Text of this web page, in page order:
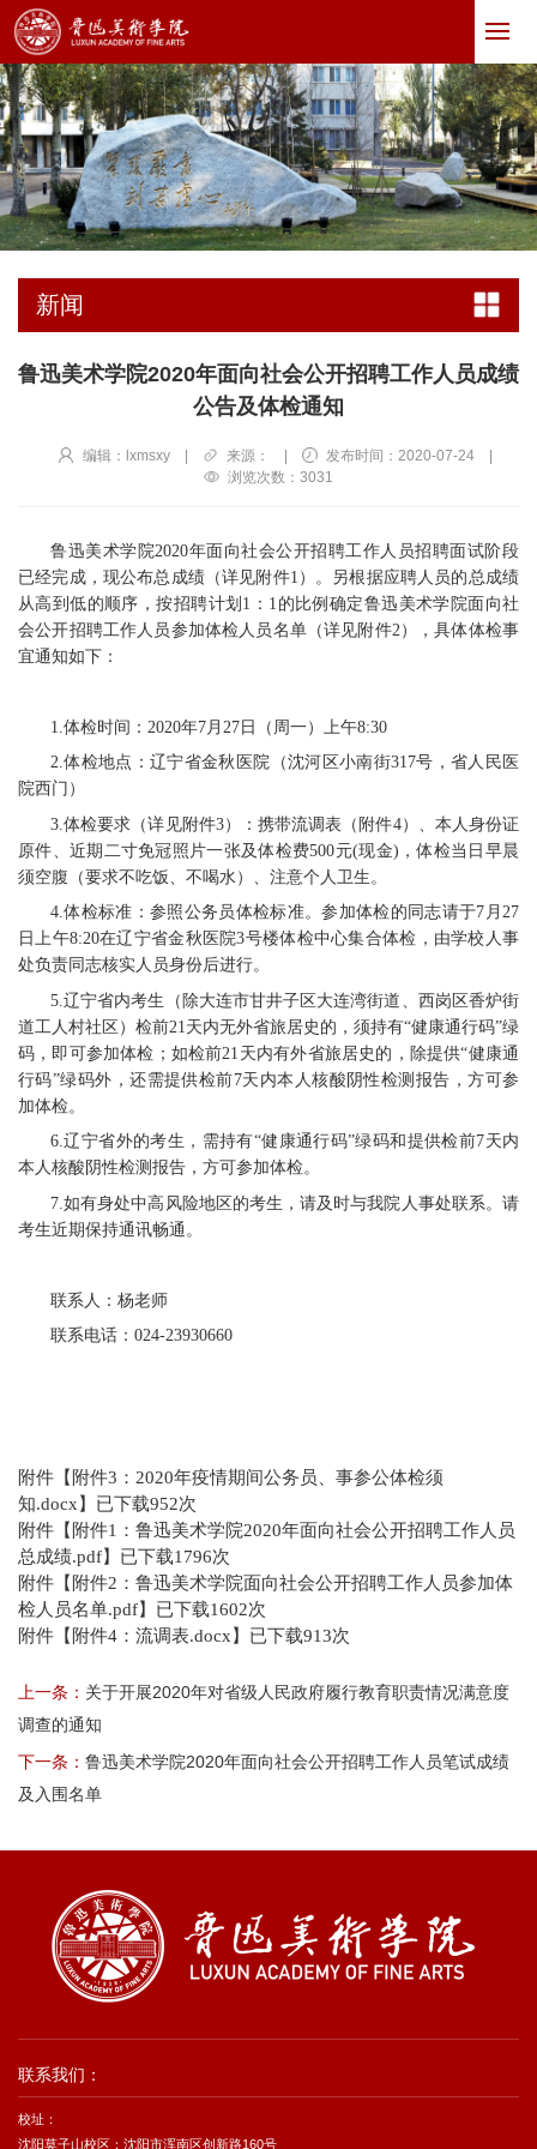
新闻
鲁迅美术学院2020年面向社会公开招聘工作人员成绩
公告及体检通知
编辑：lxmsxy | 来源： | 发布时间：2020-07-24
|
浏览次数：3031
鲁迅美术学院2020年面向社会公开招聘工作人员招聘面试阶段
已经完成，现公布总成绩（详见附件1）。另根据应聘人员的总成绩
从高到低的顺序，按招聘计划1：1的比例确定鲁迅美术学院面向社
会公开招聘工作人员参加体检人员名单（详见附件2），具体体检事
宜通知如下：
1.体检时间：2020年7月27日（周一）上午8:30
2.体检地点：辽宁省金秋医院（沈河区小南街317号，省人民医
院西门）
3.体检要求（详见附件3）：携带流调表（附件4）、本人身份证
原件、近期二寸免冠照片一张及体检费500元(现金)，体检当日早晨
须空腹（要求不吃饭、不喝水）、注意个人卫生。
4.体检标准：参照公务员体检标准。参加体检的同志请于7月27
日上午8:20在辽宁省金秋医院3号楼体检中心集合体检，由学校人事
处负责同志核实人员身份后进行。
5.辽宁省内考生（除大连市甘井子区大连湾街道、西岗区香炉街
道工人村社区）检前21天内无外省旅居史的，须持有“健康通行码”绿
码，即可参加体检；如检前21天内有外省旅居史的，除提供“健康通
行码”绿码外，还需提供检前7天内本人核酸阴性检测报告，方可参
加体检。
6.辽宁省外的考生，需持有“健康通行码”绿码和提供检前7天内
本人核酸阴性检测报告，方可参加体检。
7.如有身处中高风险地区的考生，请及时与我院人事处联系。请
考生近期保持通讯畅通。
联系人：杨老师
联系电话：024-23930660
附件【 附件3：2020年疫情期间公务员、事参公体检须
知.docx】已下载952次
附件【 附件1：鲁迅美术学院2020年面向社会公开招聘工作人员
总成绩.pdf】已下载1796次
附件【 附件2：鲁迅美术学院面向社会公开招聘工作人员参加体
检人员名单.pdf】已下载1602次
附件【 附件4：流调表.docx】已下载913次
上一条： 关于开展2020年对省级人民政府履行教育职责情况满意度
调查的通知
下一条： 鲁迅美术学院2020年面向社会公开招聘工作人员笔试成绩
及入围名单
联系我们：
校址：
沈阳莫子山校区：沈阳市浑南区创新路160号